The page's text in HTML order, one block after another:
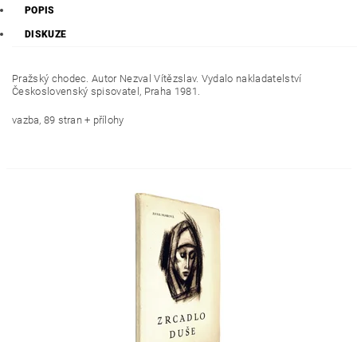
POPIS
DISKUZE
Pražský chodec. Autor Nezval Vítězslav. Vydalo nakladatelství
Československý spisovatel, Praha 1981.
vazba, 89 stran + přílohy